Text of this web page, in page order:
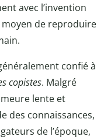
avec l’invention
moyen de reproduire
confié à
copistes. Malgré
lente et
des connaissances,
de l’époque,